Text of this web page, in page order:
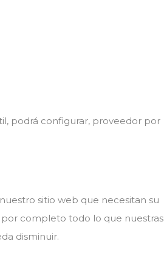
podrá configurar, proveedor por
sitio web que necesitan su
completo todo lo que nuestras
disminuir.